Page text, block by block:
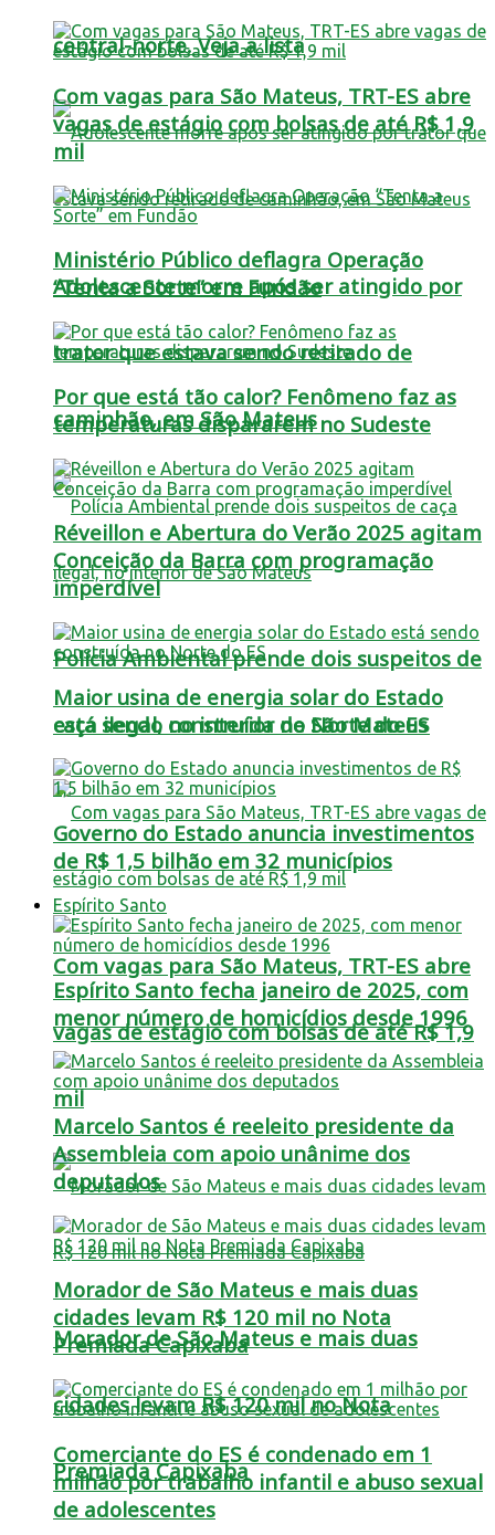
central-norte. Veja a lista
Adolescente morre após ser atingido por
trator que estava sendo retirado de
caminhão, em São Mateus
Polícia Ambiental prende dois suspeitos de
caça ilegal, no interior de São Mateus
Com vagas para São Mateus, TRT-ES abre
vagas de estágio com bolsas de até R$ 1,9
mil
Morador de São Mateus e mais duas
cidades levam R$ 120 mil no Nota
Premiada Capixaba
Com vagas para São Mateus, TRT-ES abre
vagas de estágio com bolsas de até R$ 1,9
mil
Ministério Público deflagra Operação
“Tenta a Sorte” em Fundão
Por que está tão calor? Fenômeno faz as
temperaturas dispararem no Sudeste
Réveillon e Abertura do Verão 2025 agitam
Conceição da Barra com programação
imperdível
Maior usina de energia solar do Estado
está sendo construída no Norte do ES
Governo do Estado anuncia investimentos
de R$ 1,5 bilhão em 32 municípios
Espírito Santo
Espírito Santo fecha janeiro de 2025, com
menor número de homicídios desde 1996
Marcelo Santos é reeleito presidente da
Assembleia com apoio unânime dos
deputados
Morador de São Mateus e mais duas
cidades levam R$ 120 mil no Nota
Premiada Capixaba
Comerciante do ES é condenado em 1
milhão por trabalho infantil e abuso sexual
de adolescentes